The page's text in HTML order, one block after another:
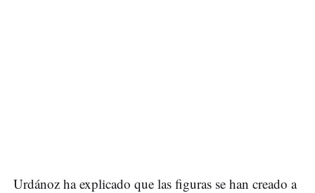
Urdánoz ha explicado que las figuras se han creado a